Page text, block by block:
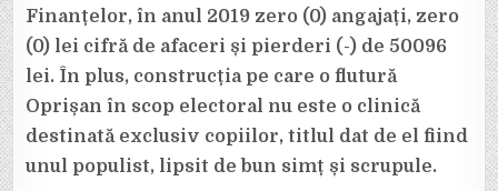
Finanțelor, în anul 2019 zero (0) angajați, zero
(0) lei cifră de afaceri și pierderi (-) de 50096
lei. În plus, construcția pe care o flutură
Oprișan în scop electoral nu este o clinică
destinată exclusiv copiilor, titlul dat de el fiind
unul populist, lipsit de bun simț și scrupule.